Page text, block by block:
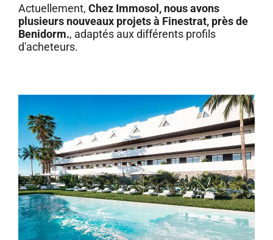
Actuellement, Chez Immosol, nous avons
plusieurs nouveaux projets à Finestrat, près de
Benidorm., adaptés aux différents profils
d'acheteurs.